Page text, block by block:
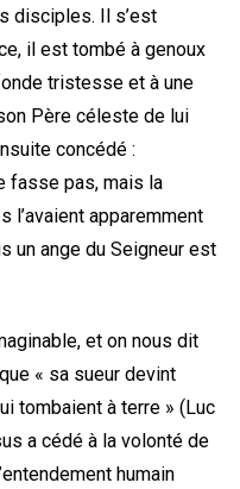
disciples. Il s’est
il est tombé à genoux
tristesse et à une
Père céleste de lui
concédé :
fasse pas, mais la
l’avaient apparemment
un ange du Seigneur est
et on nous dit
« sa sueur devint
tombaient à terre » (Luc
a cédé à la volonté de
humain